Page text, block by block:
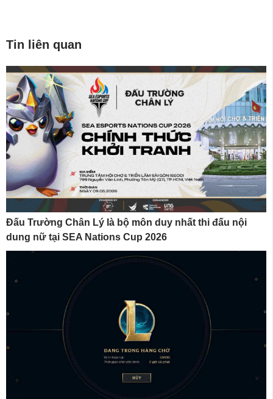
Tin liên quan
Đấu Trường Chân Lý là bộ môn duy nhất thi đấu nội
dung nữ tại SEA Nations Cup 2026